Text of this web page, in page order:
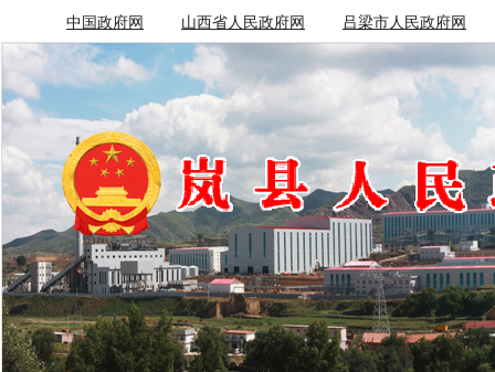
中国政府网 山西省人民政府网 吕梁市人民政府网